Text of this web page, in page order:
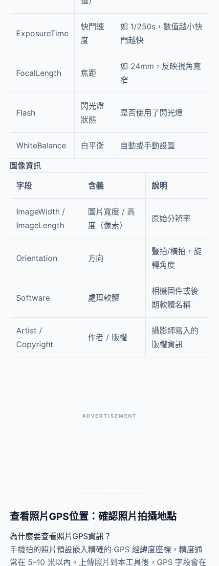
ExposureTime
快門速
度
如 1/250s，數值越小快
門越快
FocalLength 焦距
如 24mm，反映視角寬
窄
Flash
閃光燈
狀態
是否使用了閃光燈
WhiteBalance 白平衡 自動或手動設置
圖像資訊
字段 含義 說明
ImageWidth /
ImageLength
圖片寬度 / 高
度（像素）
原始分辨率
Orientation 方向
豎拍/橫拍，旋
轉角度
Software 處理軟體
相機固件或後
期軟體名稱
Artist /
Copyright
作者 / 版權
攝影師寫入的
版權資訊
ADVERTISEMENT
查看照片GPS位置：確認照片拍攝地點
為什麼要查看照片GPS資訊？
手機拍的照片預設嵌入精確的 GPS 經緯度座標，精度通
常在 5–10 米以內。上傳照片到本工具後，GPS 字段會在